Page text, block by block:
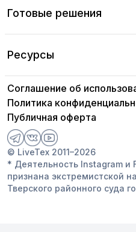
Готовые решения
Ресурсы
Соглашение об
Политика
Публичная оферта
© LiveTex 2011–2026
* Деятельность Instagram и
признана экстремистской
Тверского районного суда